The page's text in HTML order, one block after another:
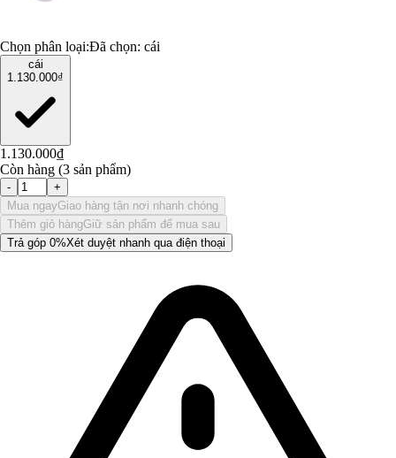
Chọn phân loại:Đã chọn: cái
cái
1.130.000₫
1.130.000₫
Còn hàng (3 sản phẩm)
-
+
Mua ngayGiao hàng tận nơi nhanh chóng
Thêm giỏ hàngGiữ sản phẩm để mua sau
Trả góp 0%Xét duyệt nhanh qua điện thoại